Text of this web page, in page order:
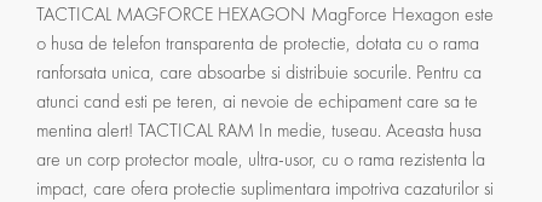
TACTICAL MAGFORCE HEXAGON MagForce Hexagon este
o husa de telefon transparenta de protectie, dotata cu o rama
ranforsata unica, care absoarbe si distribuie socurile. Pentru ca
atunci cand esti pe teren, ai nevoie de echipament care sa te
mentina alert! TACTICAL RAM In medie, tuseau. Aceasta husa
are un corp protector moale, ultra-usor, cu o rama rezistenta la
impact, care ofera protectie suplimentara impotriva cazaturilor si